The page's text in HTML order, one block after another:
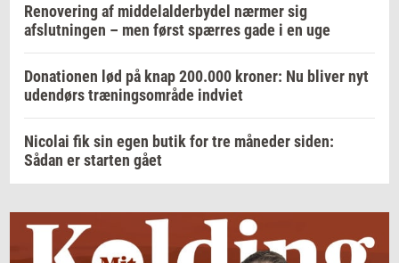
Renovering af middelalderbydel nærmer sig
afslutningen – men først spærres gade i en uge
Donationen lød på knap 200.000 kroner: Nu bliver nyt
udendørs træningsområde indviet
Nicolai fik sin egen butik for tre måneder siden:
Sådan er starten gået